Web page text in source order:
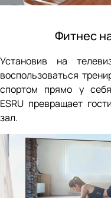
Фитнес
Установив на
воспользоваться
спортом прямо у
ESRU превращает
зал.